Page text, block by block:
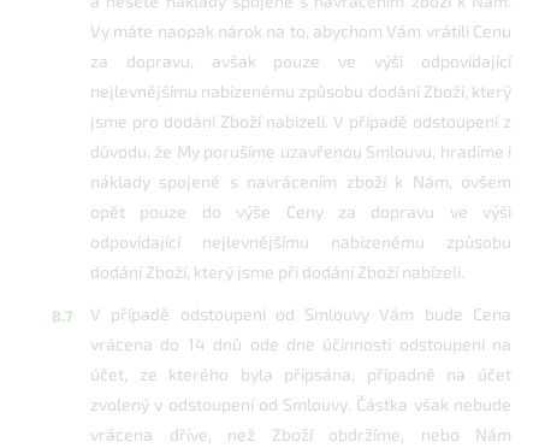
Vy máte naopak nárok na to, abychom Vám vrátili Cenu
za dopravu, avšak pouze ve výši odpovídající
nejlevnějšímu nabízenému způsobu dodání Zboží, který
jsme pro dodání Zboží nabízeli. V případě odstoupení z
důvodu, že My porušíme uzavřenou Smlouvu, hradíme i
náklady spojené s navrácením zboží k Nám, ovšem
opět pouze do výše Ceny za dopravu ve výši
odpovídající nejlevnějšímu nabízenému způsobu
dodání Zboží, který jsme při dodání Zboží nabízeli.
V případě odstoupení od Smlouvy Vám bude Cena
vrácena do 14 dnů ode dne účinnosti odstoupení na
účet, ze kterého byla připsána, případně na účet
zvolený v odstoupení od Smlouvy. Částka však nebude
vrácena dříve, než Zboží obdržíme, nebo Nám